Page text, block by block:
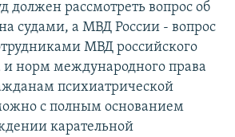
должен рассмотреть вопрос об
судами, а МВД России - вопрос
МВД российского
и норм международного права
психиатрической
с полным основанием
карательной